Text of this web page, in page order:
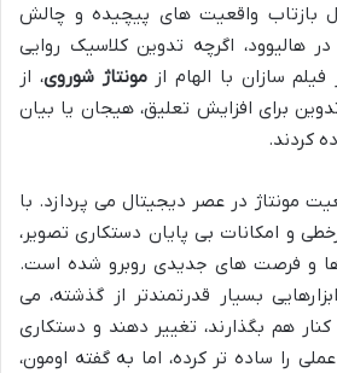
بازتاب واقعیت های پیچیده و چالش
در هالیوود، اگرچه تدوین کلاسیک روایی
فیلم سازان با الهام ازمونتاژ شوروی، از
برای افزایش تعلیق، هیجان یا بیان
کردند.
مونتاژ در عصر دیجیتال می پردازد. با
و امکانات بی پایان دستکاری تصویر،
ها و فرصت های جدیدی روبرو شده است.
بسیار قدرتمندتر از گذشته، می
کنار هم بگذارند، تغییر دهند و دستکاری
را ساده تر کرده، اما به گفته اومون،